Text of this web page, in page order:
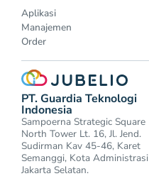
Aplikasi
Manajemen
Order
PT. Guardia Teknologi
Indonesia
Sampoerna Strategic Square
North Tower Lt. 16, Jl. Jend.
Sudirman Kav 45-46, Karet
Semanggi, Kota Administrasi
Jakarta Selatan.